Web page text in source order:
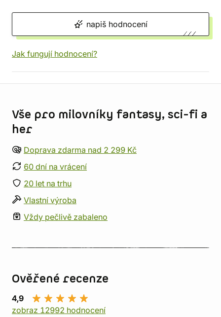
napiš hodnocení
Jak fungují hodnocení?
Vše pro milovníky fantasy, sci-fi a
her
Doprava zdarma nad 2 299 Kč
60 dní na vrácení
20 let na trhu
Vlastní výroba
Vždy pečlivě zabaleno
Ověřené recenze
4,9
zobraz 12992 hodnocení